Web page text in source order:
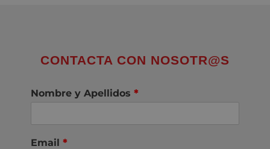
CONTACTA CON NOSOTR@S
Nombre y Apellidos *
Email *